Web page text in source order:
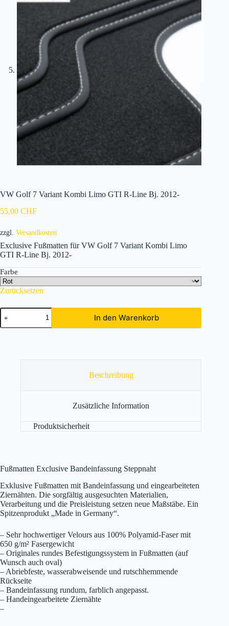
VW Golf 7 Variant Kombi Limo GTI R-Line Bj. 2012-
55,00 CHF
zzgl. Versandkosten
Exclusive Fußmatten für VW Golf 7 Variant Kombi Limo
GTI R-Line Bj. 2012-
Farbe
Zurücksetzen
VW
Golf
7
In den Warenkorb
Beschreibung
Zusätzliche Information
Produktsicherheit
Fußmatten Exclusive Bandeinfassung Steppnaht
Exklusive Fußmatten mit Bandeinfassung und eingearbeiteten
Ziernähten. Die sorgfältig ausgesuchten Materialien,
Verarbeitung und die Preisleistung setzen neue Maßstäbe. Ein
Spitzenprodukt „Made in Germany“.
– Sehr hochwertiger Velours aus 100% Polyamid-Faser mit
650 g/m² Fasergewicht
– Originales rundes Befestigungssystem in Fußmatten (auf
Wunsch auch oval)
– Abriebfeste, wasserabweisende und rutschhemmende
Rückseite
– Bandeinfassung rundum, farblich angepasst.
– Handeingearbeitete Ziernähte
–